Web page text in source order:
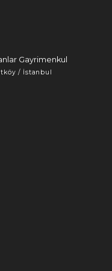
Gayrimenkul
/ İstanbul